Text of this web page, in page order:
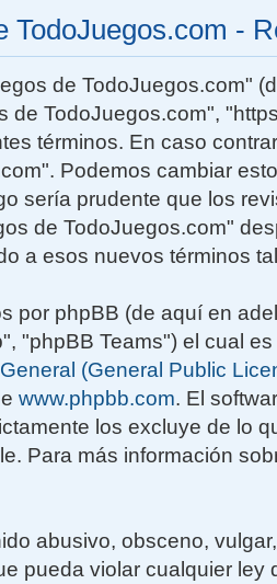
TodoJuegos.com -
de TodoJuegos.com"
de TodoJuegos.com",
términos. En caso
Podemos cambiar
sería prudente que los
de TodoJuegos.com"
a esos nuevos términos
por phpBB (de aquí en
"phpBB Teams") el cual
(General Public
www.phpbb.com. El
los excluye de lo
Para más información
abusivo, obsceno,
pueda violar cualquier